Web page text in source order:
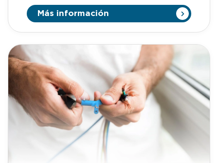
estimular los músculos faciales de otra forma más
económica, sencilla y eficaz? La respuesta es sí.
Cheekbones Up se compone principalmente por
dos elementos; la diadema y los electrodos. El
emitiendo pequeños impulsos eléctricos que se
transmiten a tus músculos mediante unos
pequeños electrodos adaptables y totalmente
ergonómicos.
Más información